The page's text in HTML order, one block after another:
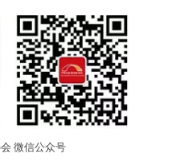
微信公众号